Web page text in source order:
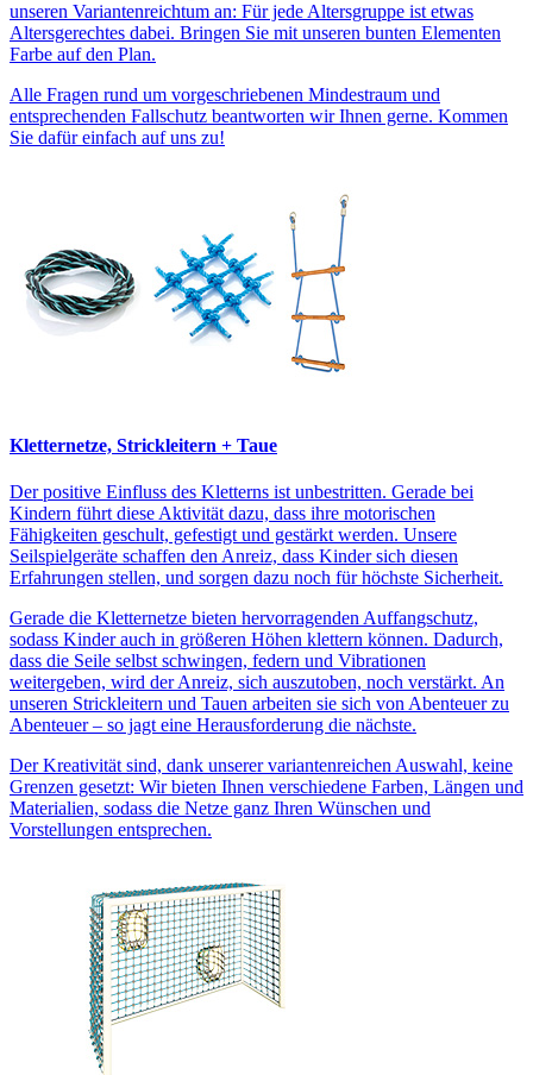
unseren Variantenreichtum an: Für jede Altersgruppe ist etwas
Altersgerechtes dabei. Bringen Sie mit unseren bunten Elementen
Farbe auf den Plan.
Alle Fragen rund um vorgeschriebenen Mindestraum und
entsprechenden Fallschutz beantworten wir Ihnen gerne. Kommen
Sie dafür einfach auf uns zu!
Kletternetze, Strickleitern + Taue
Der positive Einfluss des Kletterns ist unbestritten. Gerade bei
Kindern führt diese Aktivität dazu, dass ihre motorischen
Fähigkeiten geschult, gefestigt und gestärkt werden. Unsere
Seilspielgeräte schaffen den Anreiz, dass Kinder sich diesen
Erfahrungen stellen, und sorgen dazu noch für höchste Sicherheit.
Gerade die Kletternetze bieten hervorragenden Auffangschutz,
sodass Kinder auch in größeren Höhen klettern können. Dadurch,
dass die Seile selbst schwingen, federn und Vibrationen
weitergeben, wird der Anreiz, sich auszutoben, noch verstärkt. An
unseren Strickleitern und Tauen arbeiten sie sich von Abenteuer zu
Abenteuer – so jagt eine Herausforderung die nächste.
Der Kreativität sind, dank unserer variantenreichen Auswahl, keine
Grenzen gesetzt: Wir bieten Ihnen verschiedene Farben, Längen und
Materialien, sodass die Netze ganz Ihren Wünschen und
Vorstellungen entsprechen.